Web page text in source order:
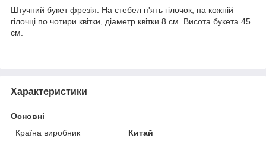
Штучний букет фрезія. На стебел п'ять гілочок, на кожній
гілочці по чотири квітки, діаметр квітки 8 см. Висота букета 45
см.
Характеристики
Основні
Країна виробник
Китай